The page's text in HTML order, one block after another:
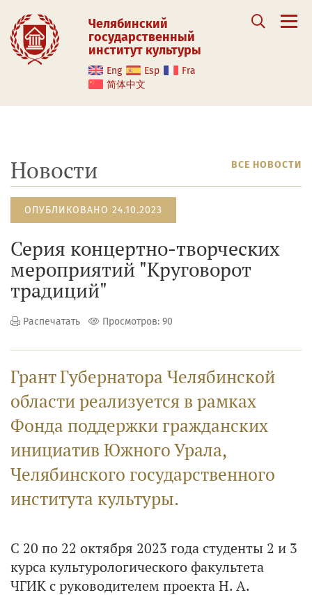
Челябинский
государственный
институт культуры
Eng Esp
Fra
简体中文
Новости ВСЕ НОВОСТИ
ОПУБЛИКОВАНО 24.10.2023
Серия концертно-творческих
мероприятий "Круговорот
традиций"
Распечатать Просмотров: 90
Грант Губернатора Челябинской
области реализуется в рамках
Фонда поддержки гражданских
инициатив Южного Урала,
Челябинского государственного
института культуры.
С 20 по 22 октября 2023 года студенты 2 и 3
курса культурологического факультета
ЧГИК с руководителем проекта Н. А.